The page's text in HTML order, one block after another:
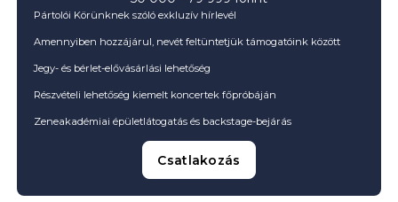
Pártolói Körünknek szóló exkluzív hírlevél
Amennyiben hozzájárul, nevét feltüntetjük támogatóink között
Jegy- és bérlet-elővásárlási lehetőség
Részvételi lehetőség kiemelt koncertek főpróbáján
Zeneakadémiai épületlátogatás és backstage-bejárás
Csatlakozás